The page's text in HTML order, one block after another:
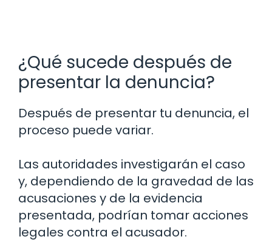
¿Qué sucede después de
presentar la denuncia?
Después de presentar tu denuncia, el
proceso puede variar.
Las autoridades investigarán el caso
y, dependiendo de la gravedad de las
acusaciones y de la evidencia
presentada, podrían tomar acciones
legales contra el acusador.